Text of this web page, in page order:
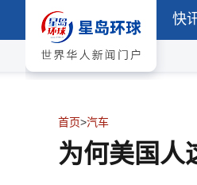
快
首页>汽车
为何美国人